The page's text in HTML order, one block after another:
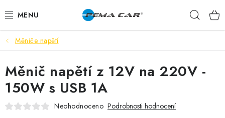
na
NOVINKY
DOPRODEJ
AUTODOPLŇKY
Měniče napětí
Měnič napětí z 12V na 220V -
150W s USB 1A
Neohodnoceno Podrobnosti hodnocení